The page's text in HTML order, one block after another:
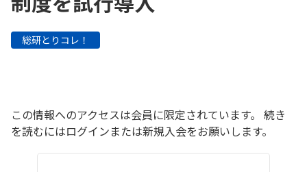
教育情報
総研とりコレ！
この情報へのアクセスは会員に限定されています。 続き
を読むにはログインまたは新規入会をお願いします。